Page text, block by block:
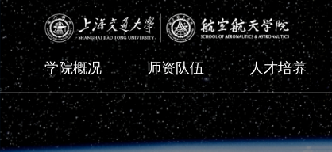
学院概况 师资队伍 人才培养